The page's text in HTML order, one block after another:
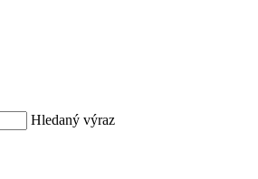
Hledaný výraz